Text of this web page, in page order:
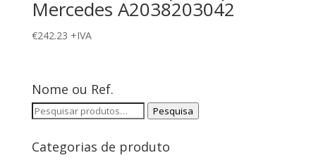
Mercedes A2038203042
€242.23 +IVA
Nome ou Ref.
Pesquisar
Pesquisa
Categorias de produto